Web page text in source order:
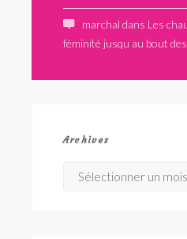
marchal dans Les
féminité jusqu au bout
Archives